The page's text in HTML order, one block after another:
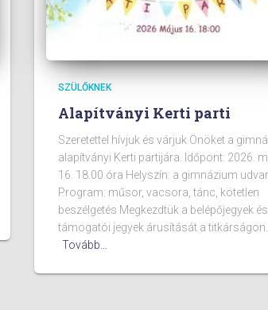
SZÜLŐKNEK
Alapítványi Kerti parti
Szeretettel hívjuk és várjuk Önöket a
alapítványi Kerti partijára. Időpont: 2026.
16. 18.00 óra Helyszín: a gimnázium
Program: műsor, vacsora, tánc, kötetlen
beszélgetés Megkezdtük a belépőjegyek és
támogatói jegyek árusítását a titkárságon.
Tovább…